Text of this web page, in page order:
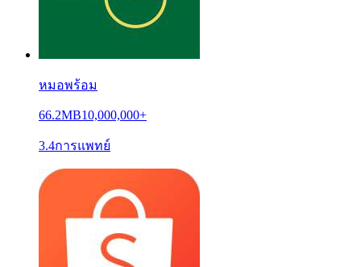
หมอพร้อม
66.2MB10,000,000+
3.4การแพทย์